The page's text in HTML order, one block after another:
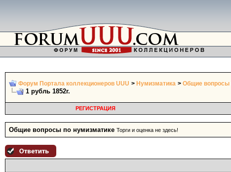
Форум Портала коллекционеров UUU > Нумизматика > Общие вопросы
1 рубль 1852г.
РЕГИСТРАЦИЯ
Общие вопросы по нумизматике Торги и оценка не здесь!